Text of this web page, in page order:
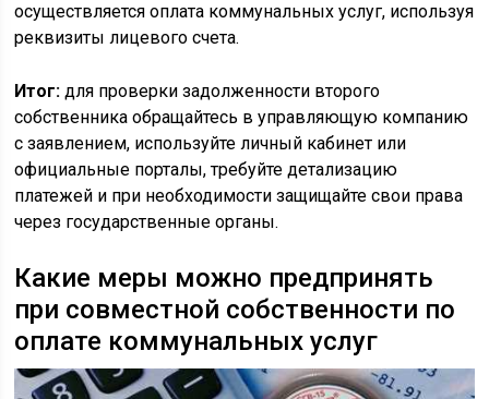
осуществляется оплата коммунальных услуг, используя
реквизиты лицевого счета.
Итог: для проверки задолженности второго
собственника обращайтесь в управляющую компанию
с заявлением, используйте личный кабинет или
официальные порталы, требуйте детализацию
платежей и при необходимости защищайте свои права
через государственные органы.
Какие меры можно предпринять
при совместной собственности по
оплате коммунальных услуг